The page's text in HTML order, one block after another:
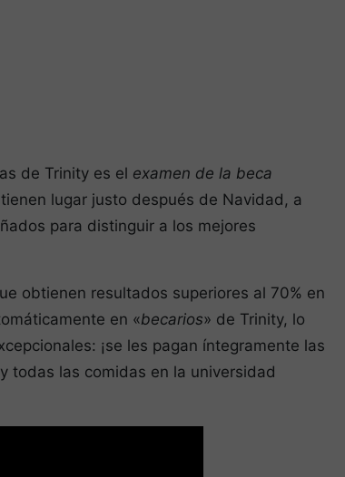
de Trinity es el examen de la beca
lugar justo después de Navidad, a
para distinguir a los mejores
obtienen resultados superiores al 70% en
en «becarios» de Trinity, lo
¡se les pagan íntegramente las
todas las comidas en la universidad